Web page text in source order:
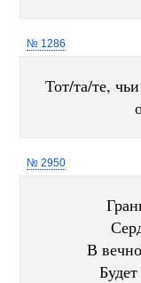
№ 1286
Тот/та/те,
№ 2950
В